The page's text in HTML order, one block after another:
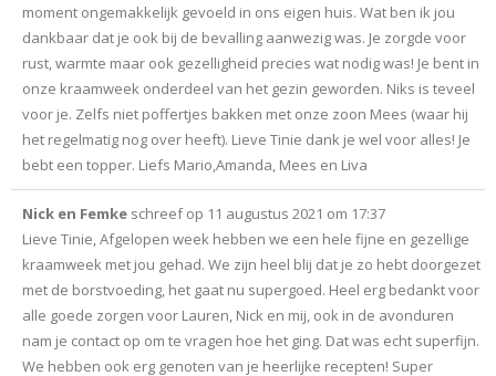
moment ongemakkelijk gevoeld in ons eigen huis. Wat ben ik jou
dankbaar dat je ook bij de bevalling aanwezig was. Je zorgde voor
rust, warmte maar ook gezelligheid precies wat nodig was! Je bent in
onze kraamweek onderdeel van het gezin geworden. Niks is teveel
voor je. Zelfs niet poffertjes bakken met onze zoon Mees (waar hij
het regelmatig nog over heeft). Lieve Tinie dank je wel voor alles! Je
bebt een topper. Liefs Mario,Amanda, Mees en Liva
Nick en Femke schreef op 11 augustus 2021 om 17:37
Lieve Tinie, Afgelopen week hebben we een hele fijne en gezellige
kraamweek met jou gehad. We zijn heel blij dat je zo hebt doorgezet
met de borstvoeding, het gaat nu supergoed. Heel erg bedankt voor
alle goede zorgen voor Lauren, Nick en mij, ook in de avonduren
nam je contact op om te vragen hoe het ging. Dat was echt superfijn.
We hebben ook erg genoten van je heerlijke recepten! Super